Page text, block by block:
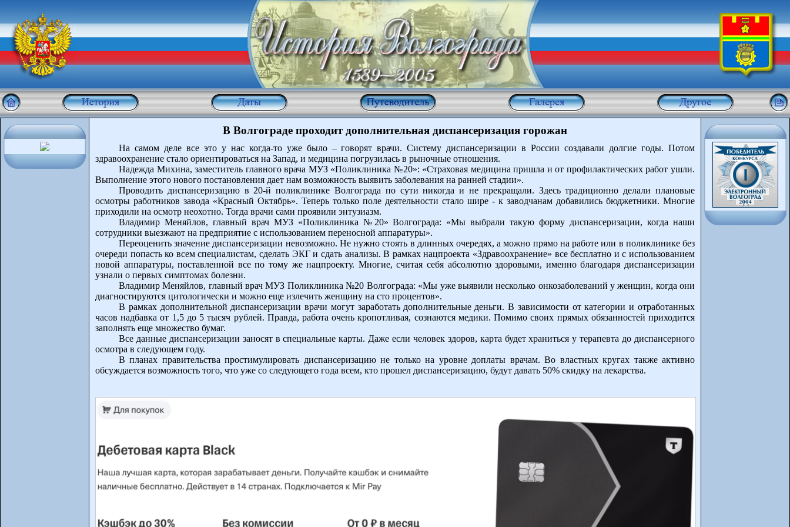
В Волгограде проходит дополнительная диспансеризация горожан
На самом деле все это у нас когда-то уже было – говорят врачи. Систему диспансеризации в России создавали долгие годы. Потом
здравоохранение стало ориентироваться на Запад, и медицина погрузилась в рыночные отношения.
Надежда Михина, заместитель главного врача МУЗ «Поликлиника №20»: «Страховая медицина пришла и от профилактических работ ушли.
Выполнение этого нового постановления дает нам возможность выявить заболевания на ранней стадии».
Проводить диспансеризацию в 20-й поликлинике Волгограда по сути никогда и не прекращали. Здесь традиционно делали плановые
осмотры работников завода «Красный Октябрь». Теперь только поле деятельности стало шире - к заводчанам добавились бюджетники. Многие
приходили на осмотр неохотно. Тогда врачи сами проявили энтузиазм.
Владимир Меняйлов, главный врач МУЗ «Поликлиника №20» Волгограда: «Мы выбрали такую форму диспансеризации, когда наши
сотрудники выезжают на предприятие с использованием переносной аппаратуры».
Переоценить значение диспансеризации невозможно. Не нужно стоять в длинных очередях, а можно прямо на работе или в поликлинике без
очереди попасть ко всем специалистам, сделать ЭКГ и сдать анализы. В рамках нацпроекта «Здравоохранение» все бесплатно и с использованием
новой аппаратуры, поставленной все по тому же нацпроекту. Многие, считая себя абсолютно здоровыми, именно благодаря диспансеризации
узнали о первых симптомах болезни.
Владимир Меняйлов, главный врач МУЗ Поликлиника №20 Волгограда: «Мы уже выявили несколько онкозаболеваний у женщин, когда они
диагностируются цитологически и можно еще излечить женщину на сто процентов».
В рамках дополнительной диспансеризации врачи могут заработать дополнительные деньги. В зависимости от категории и отработанных
часов надбавка от 1,5 до 5 тысяч рублей. Правда, работа очень кропотливая, сознаются медики. Помимо своих прямых обязанностей приходится
заполнять еще множество бумаг.
Все данные диспансеризации заносят в специальные карты. Даже если человек здоров, карта будет храниться у терапевта до диспансерного
осмотра в следующем году.
В планах правительства простимулировать диспансеризацию не только на уровне доплаты врачам. Во властных кругах также активно
обсуждается возможность того, что уже со следующего года всем, кто прошел диспансеризацию, будут давать 50% скидку на лекарства.